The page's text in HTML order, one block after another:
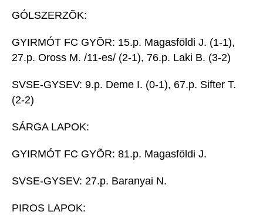
GÓLSZERZÕK:
GYIRMÓT FC GYÕR: 15.p. Magasföldi J. (1-1),
27.p. Oross M. /11-es/ (2-1), 76.p. Laki B. (3-2)
SVSE-GYSEV: 9.p. Deme I. (0-1), 67.p. Sifter T.
(2-2)
SÁRGA LAPOK:
GYIRMÓT FC GYÕR: 81.p. Magasföldi J.
SVSE-GYSEV: 27.p. Baranyai N.
PIROS LAPOK: